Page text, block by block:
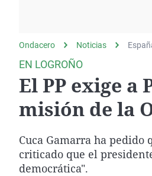
Como el perro y
Ondacero Noticias
EN LOGROÑO
El PP exige a
misión de la
Cuca Gamarra ha
criticado que el
democrática".